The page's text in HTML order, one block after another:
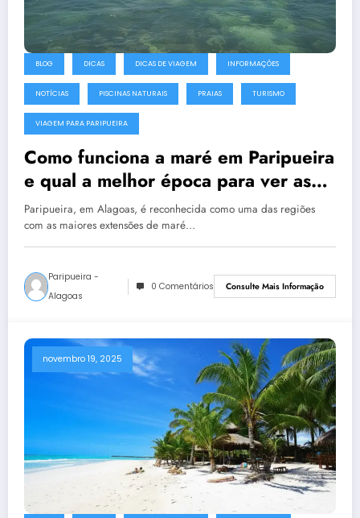
BLOG DICAS DICAS DE VIAGEM INFORMAÇÕES
NOTÍCIAS PISCINAS NATURAIS PRAIAS TURISMO
VIAGEM PARA PARIPUEIRA
Como funciona a maré em Paripueira
e qual a melhor época para ver as
piscinas naturais
Paripueira, em Alagoas, é reconhecida como uma das regiões
com as maiores extensões de maré…
Paripueira -
Alagoas
0 Comentários Consulte Mais Informação
novembro 19, 2025